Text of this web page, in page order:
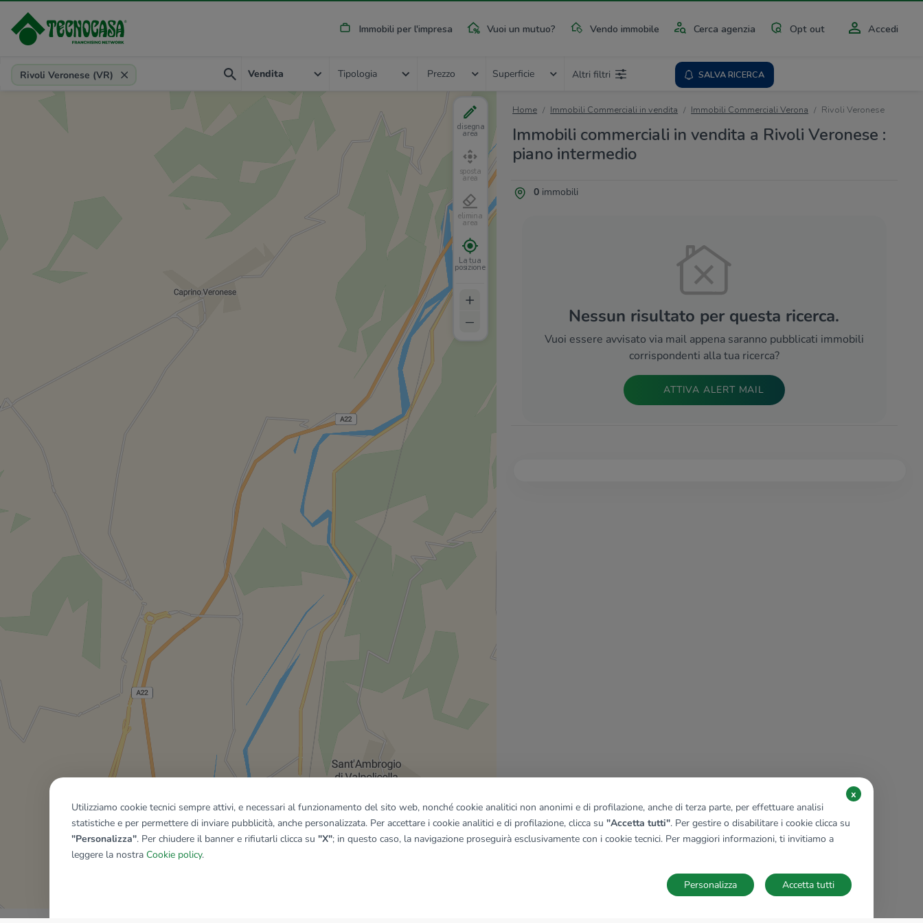
Immobili per l'impresa Vuoi un mutuo? Vendo immobile Cerca agenzia Opt out Accedi
Provincia, comune, zona, riferimento
Rivoli Veronese (VR) Vendita Tipologia Prezzo Superficie Altri filtri SALVA RICERCA
Home Immobili Commerciali in vendita Immobili Commerciali Verona Rivoli Veronese
Immobili commerciali in vendita a Rivoli Veronese :
piano intermedio
0immobili
Nessun risultato per questa ricerca.
Vuoi essere avvisato via mail appena saranno pubblicati immobili
corrispondenti alla tua ricerca?
ATTIVA ALERT MAIL
disegna
area
sposta
area
elimina
area
La tua
posizione
+
–
Mostra tutti gli immobili del riquadro
Utilizziamo cookie tecnici sempre attivi, e necessari al funzionamento del sito web, nonché cookie analitici non anonimi e di profilazione, anche di terza parte, per effettuare analisi
statistiche e per permettere di inviare pubblicità, anche personalizzata. Per accettare i cookie analitici e di profilazione, clicca su "Accetta tutti". Per gestire o disabilitare i cookie clicca su
"Personalizza". Per chiudere il banner e rifiutarli clicca su "X"; in questo caso, la navigazione proseguirà esclusivamente con i cookie tecnici. Per maggiori informazioni, ti invitiamo a
leggere la nostra Cookie policy.
x
Accetta tutti
Personalizza